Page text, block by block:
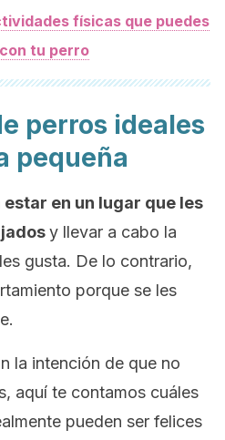
físicas que puedes
tu perro
perros ideales
pequeña
en un lugar que les
y llevar a cabo la
gusta. De lo contrario,
porque se les
la intención de que no
aquí te contamos cuáles
pueden ser felices